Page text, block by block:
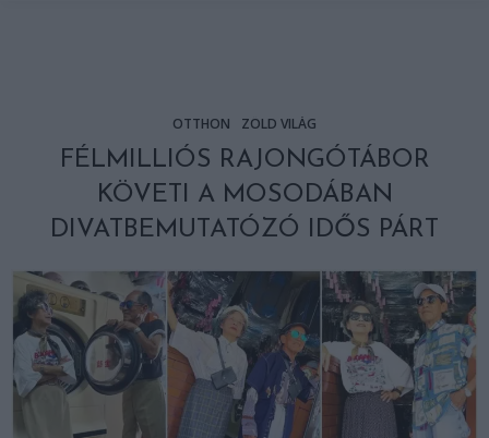
OTTHON ZÖLD VILÁG
FÉLMILLIÓS RAJONGÓTÁBOR
KÖVETI A MOSODÁBAN
DIVATBEMUTATÓZÓ IDŐS PÁRT